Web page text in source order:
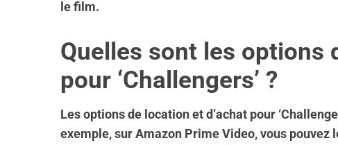
le film.
Quelles sont les options
pour ‘Challengers’ ?
Les options de location et d’achat pour
exemple, sur Amazon Prime Video, vous pouvez